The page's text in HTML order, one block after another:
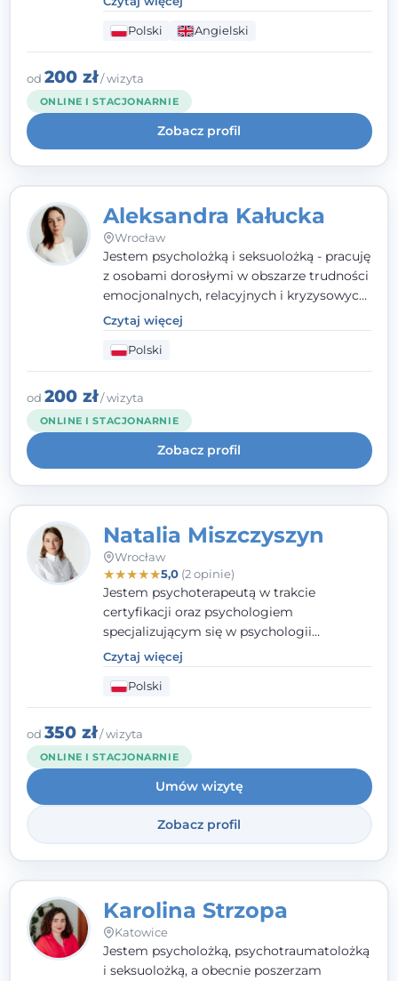
seksualnego, żałoby, kryzysów życiowych i
wypalenia zawodowego. Pracuję w języku
polskim i angielskim, w podejściu
humanistycznym, opartym na
partnerstwie i podmiotowości klienta.
Polski Angielski
od 200 zł/ wizyta
ONLINE I STACJONARNIE
Zobacz profil
Aleksandra Kałucka
Wrocław
Jestem psycholożką i seksuolożką - pracuję
z osobami dorosłymi w obszarze trudności
emocjonalnych, relacyjnych i kryzysowych,
w tym z osobami po doświadczeniach
przemocy. Ukończyłam psychologię
kliniczną oraz studia podyplomowe z
interwencji kryzysowej i seksuologii
klinicznej na SWPS we Wrocławiu. W pracy
kieruję się empatią, etyką zawodową i
uważnością na potrzeby klienta.
Czytaj więcej
Polski
od 200 zł/ wizyta
ONLINE I STACJONARNIE
Zobacz profil
Natalia Miszczyszyn
Wrocław
★★★★★5,0(2 opinie)
Jestem psychoterapeutą w trakcie
certyfikacji oraz psychologiem
specjalizującym się w psychologii
klinicznej. Ukończyłam również studia
podyplomowe z Praktycznej Diagnozy
Psychologicznej. Aktywnie uczestniczę w
działalności Polskiego Towarzystwa
Psychiatrycznego oraz Polskiego
Towarzystwa Psychologicznego, a także
jestem członkiem nadzwyczajnym
Wielkopolskiego Towarzystwa Terapii
Systemowej.
Czytaj więcej
Polski
od 350 zł/ wizyta
ONLINE I STACJONARNIE
Umów wizytę
Zobacz profil
Karolina Strzopa
Katowice
Jestem psycholożką, psychotraumatolożką
i seksuolożką, a obecnie poszerzam